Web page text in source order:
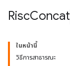
RiscConcat
ในหน้านี้
วิธีการสาธารณะ